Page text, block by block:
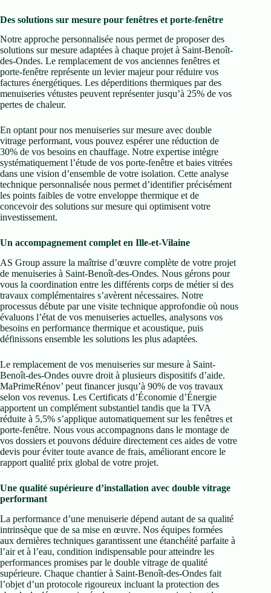
Des solutions sur mesure pour fenêtres et porte-fenêtre
Notre approche personnalisée nous permet de proposer des
solutions sur mesure adaptées à chaque projet à Saint-Benoît-
des-Ondes. Le remplacement de vos anciennes fenêtres et
porte-fenêtre représente un levier majeur pour réduire vos
factures énergétiques. Les déperditions thermiques par des
menuiseries vétustes peuvent représenter jusqu’à 25% de vos
pertes de chaleur.
En optant pour nos menuiseries sur mesure avec double
vitrage performant, vous pouvez espérer une réduction de
30% de vos besoins en chauffage. Notre expertise intègre
systématiquement l’étude de vos porte-fenêtre et baies vitrées
dans une vision d’ensemble de votre isolation. Cette analyse
technique personnalisée nous permet d’identifier précisément
les points faibles de votre enveloppe thermique et de
concevoir des solutions sur mesure qui optimisent votre
investissement.
Un accompagnement complet en Ille-et-Vilaine
AS Group assure la maîtrise d’œuvre complète de votre projet
de menuiseries à Saint-Benoît-des-Ondes. Nous gérons pour
vous la coordination entre les différents corps de métier si des
travaux complémentaires s’avèrent nécessaires. Notre
processus débute par une visite technique approfondie où nous
évaluons l’état de vos menuiseries actuelles, analysons vos
besoins en performance thermique et acoustique, puis
définissons ensemble les solutions les plus adaptées.
Le remplacement de vos menuiseries sur mesure à Saint-
Benoît-des-Ondes ouvre droit à plusieurs dispositifs d’aide.
MaPrimeRénov’ peut financer jusqu’à 90% de vos travaux
selon vos revenus. Les Certificats d’Économie d’Énergie
apportent un complément substantiel tandis que la TVA
réduite à 5,5% s’applique automatiquement sur les fenêtres et
porte-fenêtre. Nous vous accompagnons dans le montage de
vos dossiers et pouvons déduire directement ces aides de votre
devis pour éviter toute avance de frais, améliorant encore le
rapport qualité prix global de votre projet.
Une qualité supérieure d’installation avec double vitrage
performant
La performance d’une menuiserie dépend autant de sa qualité
intrinsèque que de sa mise en œuvre. Nos équipes formées
aux dernières techniques garantissent une étanchéité parfaite à
l’air et à l’eau, condition indispensable pour atteindre les
performances promises par le double vitrage de qualité
supérieure. Chaque chantier à Saint-Benoît-des-Ondes fait
l’objet d’un protocole rigoureux incluant la protection des